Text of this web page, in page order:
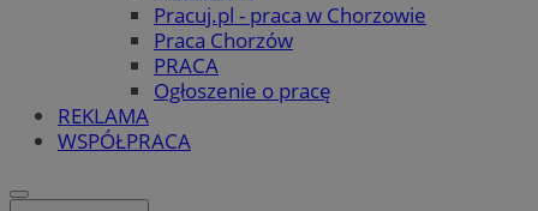
Pracuj.pl - praca w Chorzowie
Praca Chorzów
PRACA
Ogłoszenie o pracę
REKLAMA
WSPÓŁPRACA